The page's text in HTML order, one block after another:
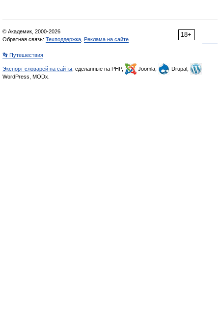
18+
© Академик, 2000-2026
Обратная связь: Техподдержка Реклама на сайте
👣 Путешествия
Экспорт словарей на сайты , сделанные на PHP, Joomla,
Drupal,
WordPress, MODx.